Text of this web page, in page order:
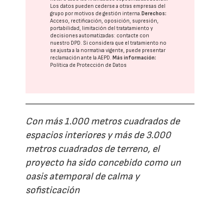
Los datos pueden cederse a otras empresas del
grupo por motivos de gestión interna. Derechos:
Acceso, rectificación, oposición, supresión,
portabilidad, limitación del tratatamiento y
decisiones automatizadas: contacte con
nuestro DPD. Si considera que el tratamiento no
se ajusta a la normativa vigente, puede presentar
reclamación ante laAEPD. Más información:
Política de Protección de Datos
Con más 1.000 metros cuadrados de
espacios interiores y más de 3.000
metros cuadrados de terreno, el
proyecto ha sido concebido como un
oasis atemporal de calma y
sofisticación